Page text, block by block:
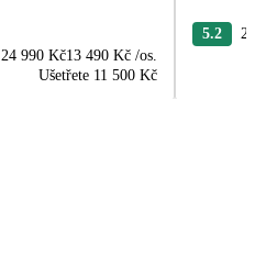
24 990 Kč13 490 Kč /os.
Ušetřete 11 500 Kč
5.2